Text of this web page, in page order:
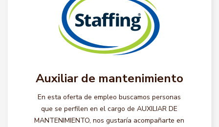
Auxiliar de mantenimiento
En esta oferta de empleo buscamos personas
que se perfilen en el cargo de AUXILIAR DE
MANTENIMIENTO, nos gustaría acompañarte en